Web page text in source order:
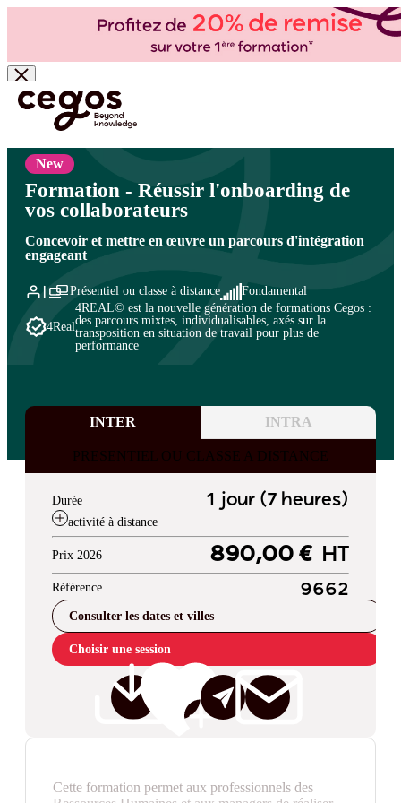
Skip to main content
Vous êtes ici : Accueil >Cegos, organisme de formation à Paris et en régions
>Marque employeur et recrutement
New
Formation - Réussir l'onboarding de
vos collaborateurs
Concevoir et mettre en œuvre un parcours d'intégration
engageant
Présentiel ou classe à distance Fondamental
4Real
4REAL© est la nouvelle génération de formations Cegos :
des parcours mixtes, individualisables, axés sur la
transposition en situation de travail pour plus de
performance
INTER INTRA
PRESENTIEL OU CLASSE A DISTANCE
Durée 1 jour (7 heures)
activité à distance
Prix 2026 890,00 € HT
Référence 9662
Consulter les dates et villes
Choisir une session
Cette formation permet aux professionnels des